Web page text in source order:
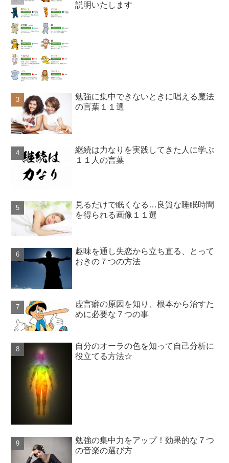
説明いたします
勉強に集中できないときに唱える魔法
の言葉１１選
継続は力なりを実践してきた人に学ぶ
１１人の言葉
見るだけで眠くなる…良質な睡眠時間
を得られる画像１１選
趣味を通し失恋から立ち直る、とって
おきの７つの方法
虚言癖の原因を知り、根本から治すた
めに必要な７つの事
自分のオーラの色を知って自己分析に
役立てる方法☆
勉強の集中力をアップ！効果的な７つ
の音楽の選び方